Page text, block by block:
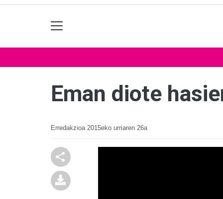
Eman diote
Erredakzioa 2015eko urriaren 26a